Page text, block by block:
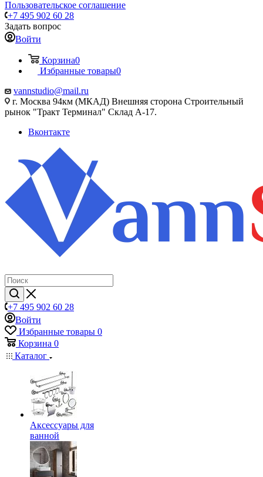
Пользовательское соглашение
+7 495 902 60 28
Задать вопрос
Войти
Корзина0
Избранные товары0
vannstudio@mail.ru
г. Москва 94км (МКАД) Внешняя сторона Строительный
рынок "Тракт Терминал" Склад А-17.
Вконтакте
+7 495 902 60 28
Войти
Избранные товары 0
Корзина 0
Каталог
Аксессуары для
ванной